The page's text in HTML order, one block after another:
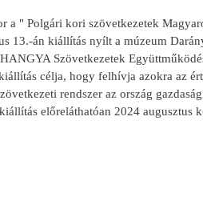
" Polgári kori szövetkezetek
13.-án kiállítás nyílt a múzeum
Szövetkezetek
célja, hogy felhívja azokra az
rendszer az ország
előreláthatóan 2024 augusztus